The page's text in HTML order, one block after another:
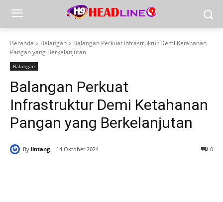
Beranda Balangan
Balangan Perkuat Infrastruktur Demi Ketahanan
Pangan yang Berkelanjutan
Balangan
Balangan Perkuat
Infrastruktur Demi Ketahanan
Pangan yang Berkelanjutan
By lintang 14 Oktober 2024 0